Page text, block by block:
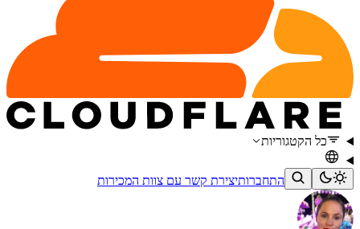
כל הקטגוריות
התחברותיצירת קשר עם צוות המכירות